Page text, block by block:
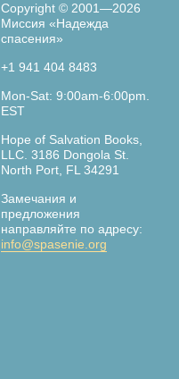
Copyright © 2001—2026
Миссия «Надежда
спасения»
+1 941 404 8483
Mon-Sat: 9:00am-6:00pm.
EST
Hope of Salvation Books,
LLC. 3186 Dongola St.
North Port, FL 34291
Замечания и
предложения
направляйте по адресу:
info@spasenie.org